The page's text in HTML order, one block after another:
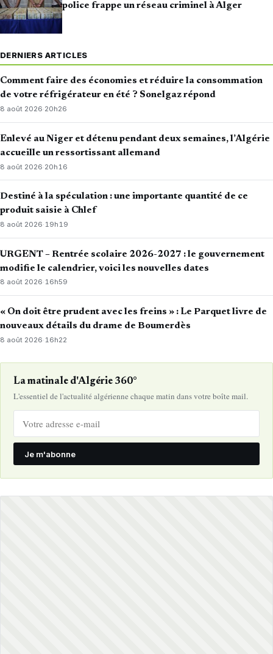
police frappe un réseau criminel à Alger
DERNIERS ARTICLES
Comment faire des économies et réduire la consommation
de votre réfrigérateur en été ? Sonelgaz répond
8 août 2026·20h26
Enlevé au Niger et détenu pendant deux semaines, l’Algérie
accueille un ressortissant allemand
8 août 2026·20h16
Destiné à la spéculation : une importante quantité de ce
produit saisie à Chlef
8 août 2026·19h19
URGENT – Rentrée scolaire 2026-2027 : le gouvernement
modifie le calendrier, voici les nouvelles dates
8 août 2026·16h59
« On doit être prudent avec les freins » : Le Parquet livre de
nouveaux détails du drame de Boumerdès
8 août 2026· 16h22
La matinale d'Algérie 360°
L'essentiel de l'actualité algérienne chaque matin dans votre boîte mail.
Je m'abonne